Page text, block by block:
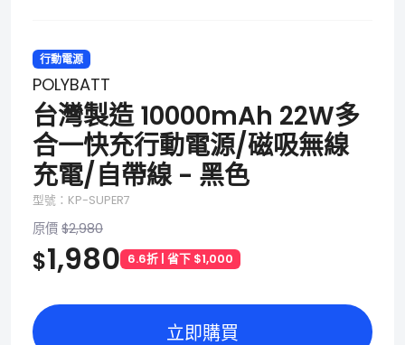
行動電源
POLYBATT
台灣製造 10000mAh 22W多
合一快充行動電源/磁吸無線
充電/自帶線 - 黑色
型號：KP-SUPER7
原價 $2,980
$1,980 6.6折 | 省下 $1,000
立即購買